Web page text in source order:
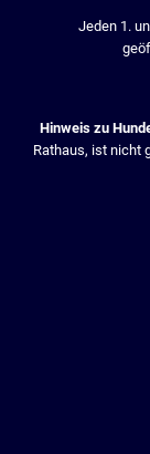
Jeden 1.
Hinweis zu
Rathaus, ist nicht